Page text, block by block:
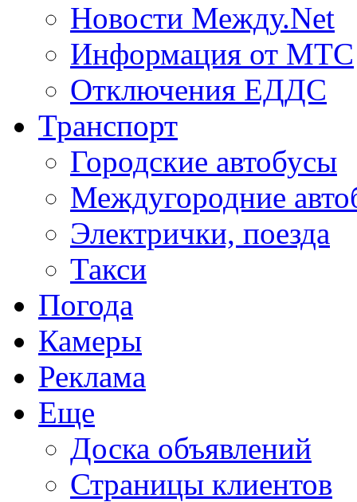
Новости Между.Net
Информация от МТС
Отключения ЕДДС
Транспорт
Городские автобусы
Междугородние
Электрички, поезда
Такси
Погода
Камеры
Реклама
Еще
Доска объявлений
Страницы клиентов